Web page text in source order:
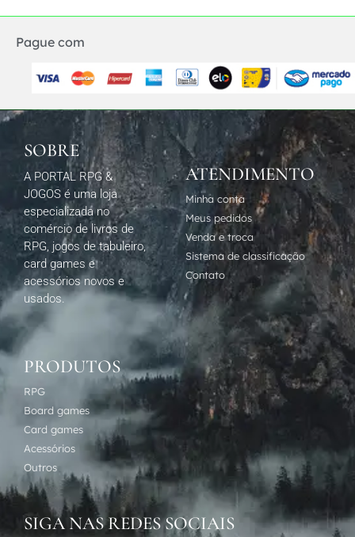
Pague com
SOBRE
A PORTAL RPG &
JOGOS é uma loja
especializada no
comércio de livros de
RPG, jogos de tabuleiro,
card games e
acessórios novos e
usados.
ATENDIMENTO
Minha conta
Meus pedidos
Venda e troca
Sistema de classificação
Contato
PRODUTOS
RPG
Board games
Card games
Acessórios
Outros
SIGA NAS REDES SOCIAIS